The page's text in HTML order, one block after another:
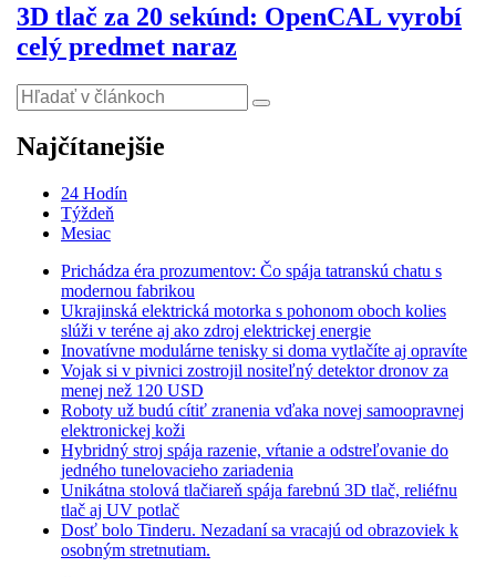
3D tlač za 20 sekúnd: OpenCAL vyrobí
celý predmet naraz
Najčítanejšie
24 Hodín
Týždeň
Mesiac
Prichádza éra prozumentov: Čo spája tatranskú chatu s
modernou fabrikou
Ukrajinská elektrická motorka s pohonom oboch kolies
slúži v teréne aj ako zdroj elektrickej energie
Inovatívne modulárne tenisky si doma vytlačíte aj opravíte
Vojak si v pivnici zostrojil nositeľný detektor dronov za
menej než 120 USD
Roboty už budú cítiť zranenia vďaka novej samoopravnej
elektronickej koži
Hybridný stroj spája razenie, vŕtanie a odstreľovanie do
jedného tunelovacieho zariadenia
Unikátna stolová tlačiareň spája farebnú 3D tlač, reliéfnu
tlač aj UV potlač
Dosť bolo Tinderu. Nezadaní sa vracajú od obrazoviek k
osobným stretnutiam.